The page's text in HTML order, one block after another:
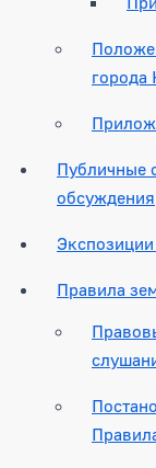
города
Публичные
обсуждения
Правила